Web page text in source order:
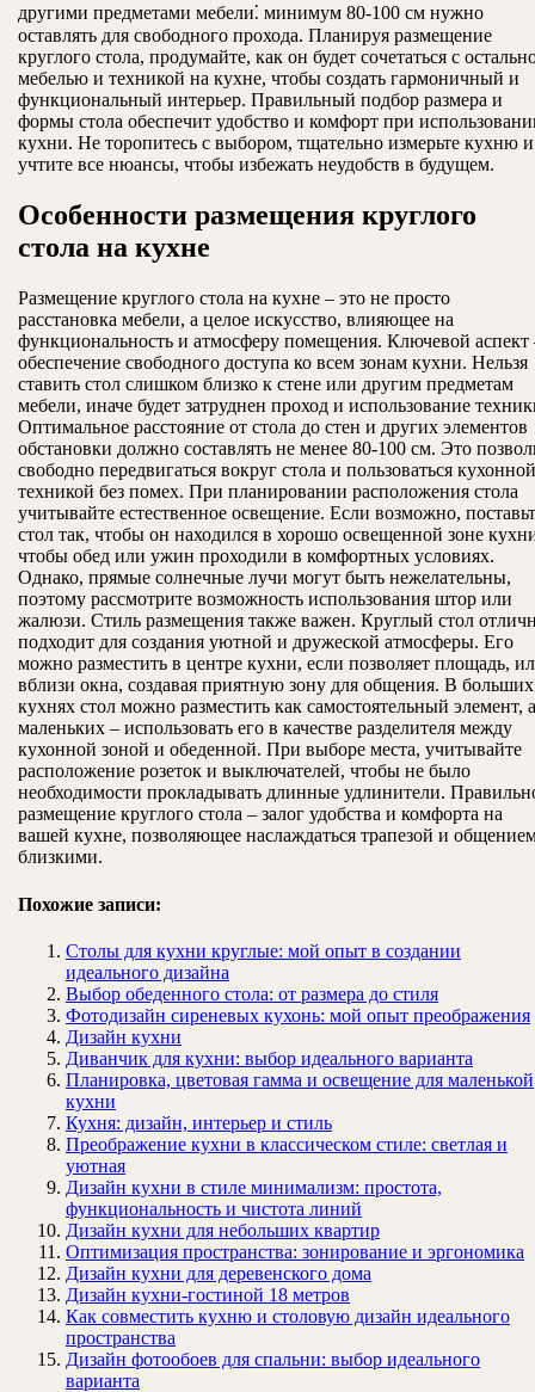
другими предметами мебели⁚ минимум 80-100 см нужно
оставлять для свободного прохода. Планируя размещение
круглого стола, продумайте, как он будет сочетаться с
мебелью и техникой на кухне, чтобы создать гармоничный и
функциональный интерьер. Правильный подбор размера и
формы стола обеспечит удобство и комфорт при
кухни. Не торопитесь с выбором, тщательно измерьте кухню и
учтите все нюансы, чтобы избежать неудобств в будущем.
Особенности размещения круглого
стола на кухне
Размещение круглого стола на кухне – это не просто
расстановка мебели, а целое искусство, влияющее на
функциональность и атмосферу помещения. Ключевой аспект
обеспечение свободного доступа ко всем зонам кухни. Нельзя
ставить стол слишком близко к стене или другим предметам
мебели, иначе будет затруднен проход и использование
Оптимальное расстояние от стола до стен и других элементов
обстановки должно составлять не менее 80-100 см. Это
свободно передвигаться вокруг стола и пользоваться кухонной
техникой без помех. При планировании расположения стола
учитывайте естественное освещение. Если возможно,
стол так, чтобы он находился в хорошо освещенной зоне
чтобы обед или ужин проходили в комфортных условиях.
Однако, прямые солнечные лучи могут быть нежелательны,
поэтому рассмотрите возможность использования штор или
жалюзи. Стиль размещения также важен. Круглый стол
подходит для создания уютной и дружеской атмосферы. Его
можно разместить в центре кухни, если позволяет площадь,
вблизи окна, создавая приятную зону для общения. В больших
кухнях стол можно разместить как самостоятельный элемент,
маленьких – использовать его в качестве разделителя между
кухонной зоной и обеденной. При выборе места, учитывайте
расположение розеток и выключателей, чтобы не было
необходимости прокладывать длинные удлинители.
размещение круглого стола – залог удобства и комфорта на
вашей кухне, позволяющее наслаждаться трапезой и
близкими.
Похожие записи:
Столы для кухни круглые: мой опыт в создании
идеального дизайна
Выбор обеденного стола: от размера до стиля
Фотодизайн сиреневых кухонь: мой опыт преображения
Дизайн кухни
Диванчик для кухни: выбор идеального варианта
Планировка, цветовая гамма и освещение для маленькой
кухни
Кухня: дизайн, интерьер и стиль
Преображение кухни в классическом стиле: светлая и
уютная
Дизайн кухни в стиле минимализм: простота,
функциональность и чистота линий
Дизайн кухни для небольших квартир
Оптимизация пространства: зонирование и эргономика
Дизайн кухни для деревенского дома
Дизайн кухни-гостиной 18 метров
Как совместить кухню и столовую дизайн идеального
пространства
Дизайн фотообоев для спальни: выбор идеального
варианта